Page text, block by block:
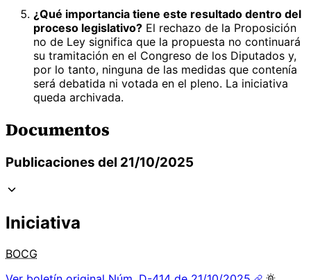
¿Qué importancia tiene este resultado dentro del
proceso legislativo? El rechazo de la Proposición
no de Ley significa que la propuesta no continuará
su tramitación en el Congreso de los Diputados y,
por lo tanto, ninguna de las medidas que contenía
será debatida ni votada en el pleno. La iniciativa
queda archivada.
Documentos
Publicaciones del 21/10/2025
Iniciativa
BOCG